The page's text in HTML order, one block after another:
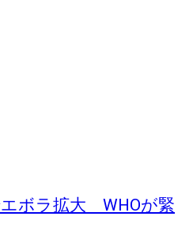
ボラ拡大 WHOが緊